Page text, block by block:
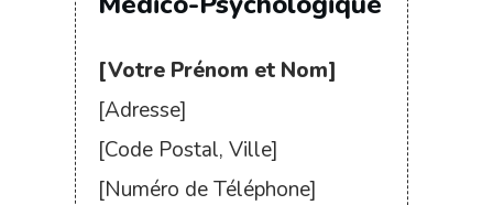
[Votre Prénom et Nom]
[Adresse]
[Code Postal, Ville]
[Numéro de Téléphone]